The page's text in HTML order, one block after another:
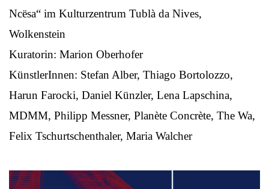
Ncësa“ im Kulturzentrum Tublà da Nives,
Wolkenstein
Kuratorin: Marion Oberhofer
KünstlerInnen: Stefan Alber, Thiago Bortolozzo,
Harun Farocki, Daniel Künzler, Lena Lapschina,
MDMM, Philipp Messner, Planète Concrète, The Wa,
Felix Tschurtschenthaler, Maria Walcher